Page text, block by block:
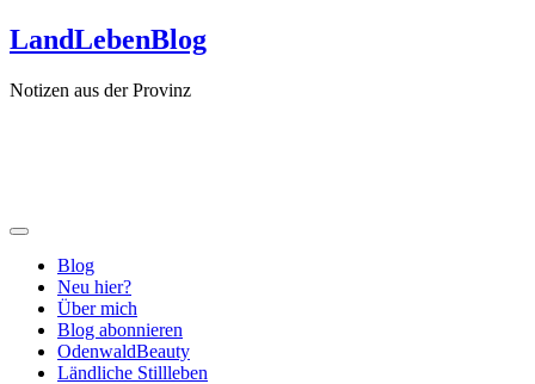
Zum
Inhalt
LandLebenBlog
Notizen aus der Provinz
Blog
Neu hier?
Über mich
Blog abonnieren
OdenwaldBeauty
Ländliche Stillleben